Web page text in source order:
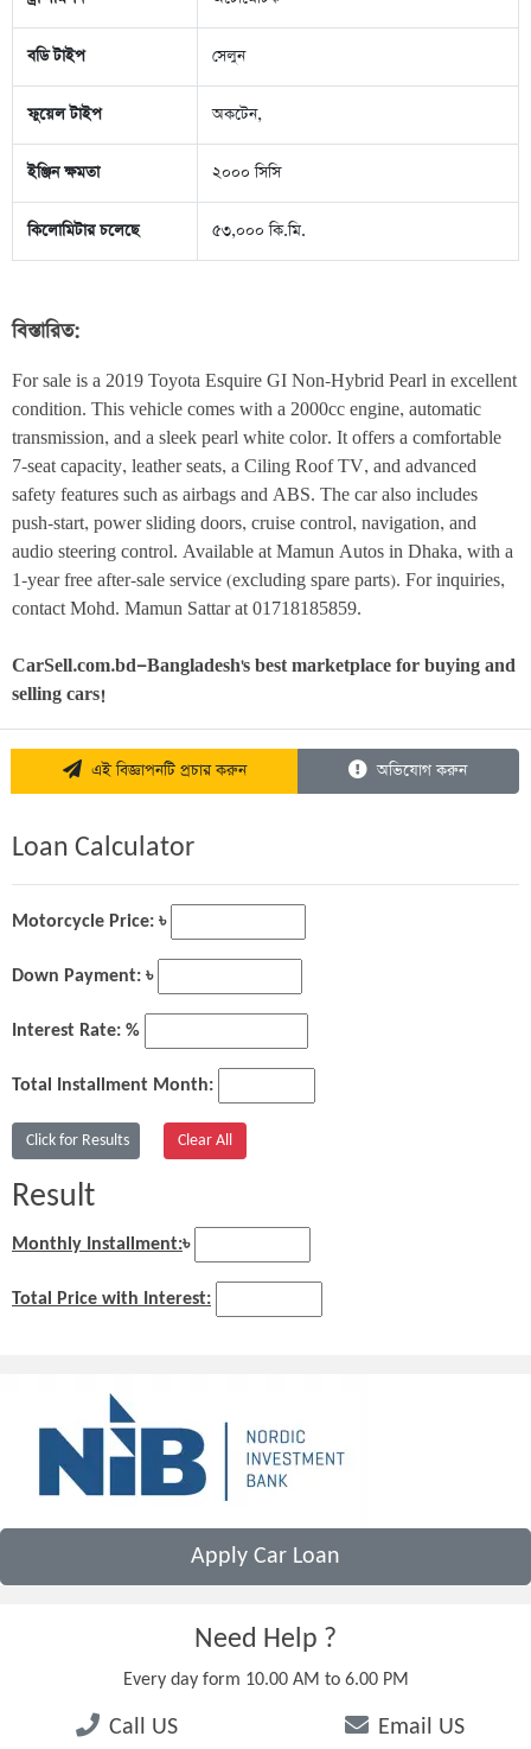
বডি টাইপ সেলুন
ফুয়েল টাইপ অকটেন,
ইঞ্জিন ক্ষমতা ২০০০ সিসি
কিলোমিটার চলেছে ৫৩,০০০ কি.মি.
বিস্তারিত:
For sale is a 2019 Toyota Esquire GI Non-Hybrid Pearl in excellent
condition. This vehicle comes with a 2000cc engine, automatic
transmission, and a sleek pearl white color. It offers a comfortable
7-seat capacity, leather seats, a Ciling Roof TV, and advanced
safety features such as airbags and ABS. The car also includes
push-start, power sliding doors, cruise control, navigation, and
audio steering control. Available at Mamun Autos in Dhaka, with a
1-year free after-sale service (excluding spare parts). For inquiries,
contact Mohd. Mamun Sattar at 01718185859.
CarSell.com.bd—Bangladesh's best marketplace for buying and
selling cars!
এই বিজ্ঞাপনটি প্রচার করুন অভিযোগ করুন
Loan Calculator
Motorcycle Price: ৳
Down Payment: ৳
Interest Rate: %
Total Installment Month:
Result
Monthly Installment:৳
Total Price with Interest:
Apply Car Loan
Need Help ?
Every day form 10.00 AM to 6.00 PM
Call US Email US